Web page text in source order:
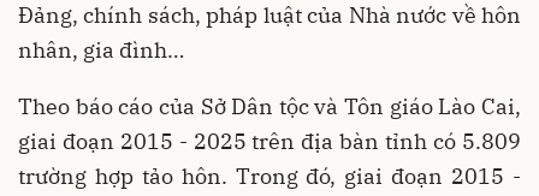
Đảng, chính sách, pháp luật của Nhà nước về hôn
nhân, gia đình…
Theo báo cáo của Sở Dân tộc và Tôn giáo Lào Cai,
giai đoạn 2015 - 2025 trên địa bàn tỉnh có 5.809
trường hợp tảo hôn. Trong đó, giai đoạn 2015 -